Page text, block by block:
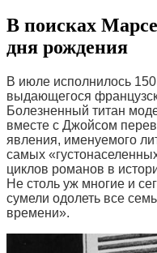
В поисках
дня рождения
В июле исполнилось
выдающегося
Болезненный титан
вместе с Джойсом
явления, именуемого
самых
циклов романов в
Не столь уж многие и
сумели одолеть все
времени».